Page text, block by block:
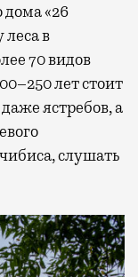
«26
в
70 видов
лет стоит
ястребов, а
слушать